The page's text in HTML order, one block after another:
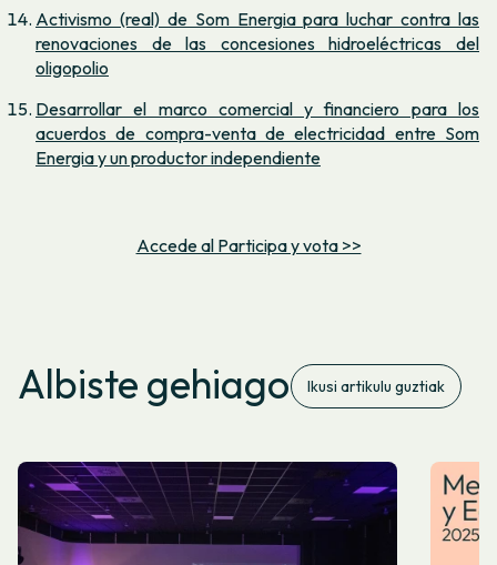
Activismo (real) de Som Energia para luchar contra las
renovaciones de las concesiones hidroeléctricas del
oligopolio
Desarrollar el marco comercial y financiero para los
acuerdos de compra-venta de electricidad entre Som
Energia y un productor independiente
Accede al Participa y vota >>
Albiste gehiago Ikusi artikulu guztiak